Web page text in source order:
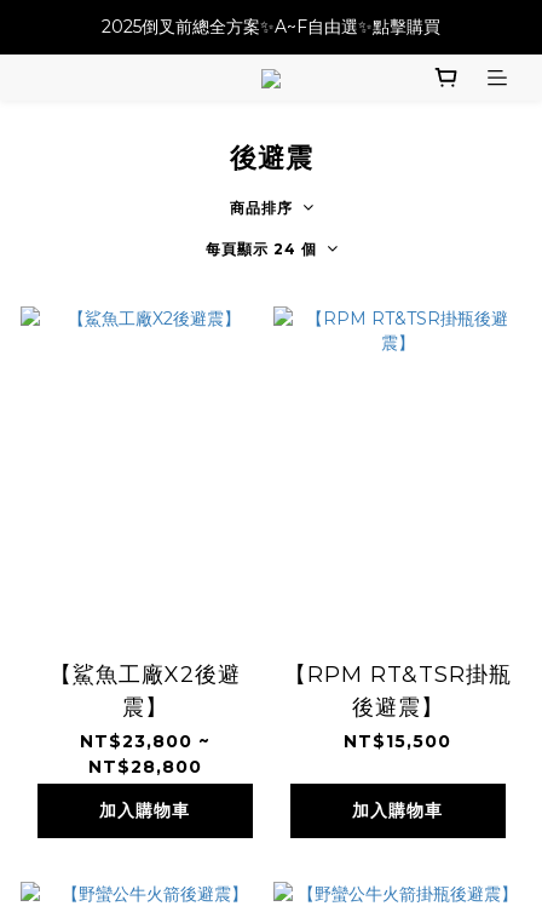
必改龍頭四件套⚡️不用五千六!! 優惠價只要 $ 4899💥
2025倒叉前總全方案✨A~F自由選✨點擊購買
必改龍頭四件套⚡️不用五千六!! 優惠價只要 $ 4899💥
後避震
商品排序
每頁顯示 24 個
【鯊魚工廠X2後避
震】
NT$23,800 ~
NT$28,800
加入購物車
【RPM RT&TSR掛瓶
後避震】
NT$15,500
加入購物車